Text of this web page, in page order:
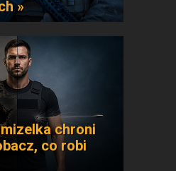
»
chroni
co robi